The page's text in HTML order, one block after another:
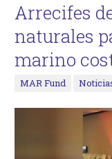
Arrecifes
naturales
marino
MAR Fund